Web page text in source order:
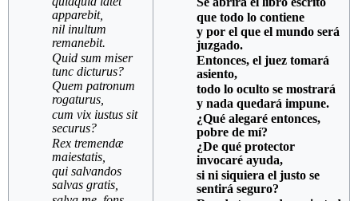
apparebit,
nil inultum
remanebit.
Quid sum miser
tunc dicturus?
Quem patronum
rogaturus,
cum vix iustus sit
securus?
Rex tremendæ
maiestatis,
qui salvandos
salvas gratis,
que todo lo contiene
y por el que el mundo será
juzgado.
Entonces, el juez tomará
asiento,
todo lo oculto se mostrará
y nada quedará impune.
¿Qué alegaré entonces,
pobre de mí?
¿De qué protector
invocaré ayuda,
si ni siquiera el justo se
sentirá seguro?